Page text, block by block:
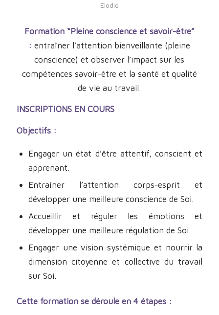
Elodie
Formation “Pleine conscience et savoir-être”
:entraîner l’attention bienveillante (pleine
conscience) et observer l’impact sur les
compétences savoir-être et la santé et qualité
de vie au travail.
INSCRIPTIONS EN COURS
Objectifs :
Engager un état d’être attentif, conscient et
apprenant.
Entraîner l’attention corps-esprit et
développer une meilleure conscience de Soi.
Accueillir et réguler les émotions et
développer une meilleure régulation de Soi.
Engager une vision systémique et nourrir la
dimension citoyenne et collective du travail
sur Soi.
Cette formation se déroule en 4 étapes :